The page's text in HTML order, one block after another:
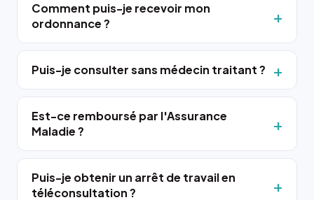
Comment puis-je recevoir mon
ordonnance ?
Puis-je consulter sans médecin traitant ?
Est-ce remboursé par l'Assurance
Maladie ?
Puis-je obtenir un arrêt de travail en
téléconsultation ?